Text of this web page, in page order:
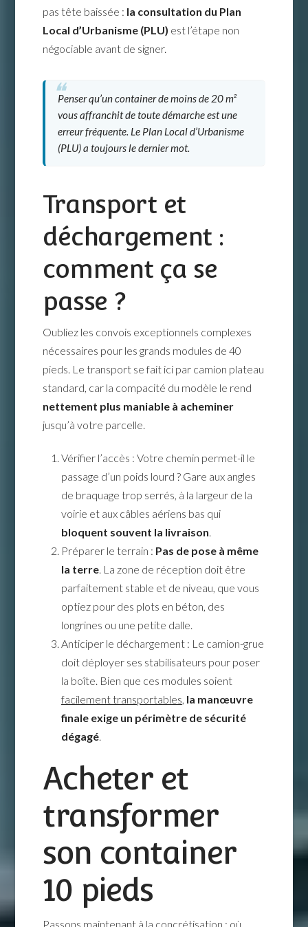
pas tête baissée : la consultation du Plan
Local d’Urbanisme (PLU) est l’étape non
négociable avant de signer.
Penser qu’un container de moins de 20 m²
vous affranchit de toute démarche est une
erreur fréquente. Le Plan Local d’Urbanisme
(PLU) a toujours le dernier mot.
Transport et
déchargement :
comment ça se
passe ?
Oubliez les convois exceptionnels complexes
nécessaires pour les grands modules de 40
pieds. Le transport se fait ici par camion plateau
standard, car la compacité du modèle le rend
nettement plus maniable à acheminer
jusqu’à votre parcelle.
Vérifier l’accès : Votre chemin permet-il le
passage d’un poids lourd ? Gare aux angles
de braquage trop serrés, à la largeur de la
voirie et aux câbles aériens bas qui
bloquent souvent la livraison.
Préparer le terrain : Pas de pose à même
la terre. La zone de réception doit être
parfaitement stable et de niveau, que vous
optiez pour des plots en béton, des
longrines ou une petite dalle.
Anticiper le déchargement : Le camion-grue
doit déployer ses stabilisateurs pour poser
la boîte. Bien que ces modules soient
facilement transportables, la manœuvre
finale exige un périmètre de sécurité
dégagé.
Acheter et
transformer
son container
10 pieds
Passons maintenant à la concrétisation : où